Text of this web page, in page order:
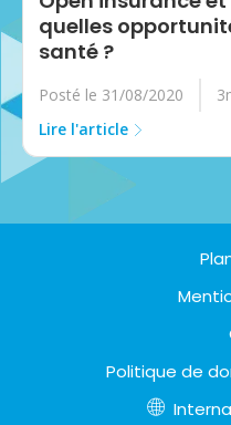
quelles
santé ?
Posté le 31/08/2020
Lire l'article
Politique de